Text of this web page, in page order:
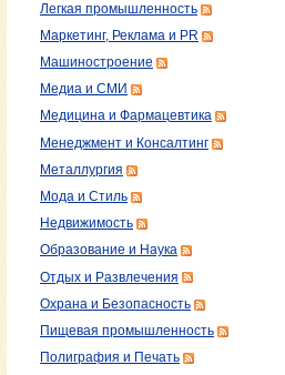
Легкая промышленность
Маркетинг, Реклама и PR
Машиностроение
Медиа и СМИ
Медицина и Фармацевтика
Менеджмент и Консалтинг
Металлургия
Мода и Стиль
Недвижимость
Образование и Наука
Отдых и Развлечения
Охрана и Безопасность
Пищевая промышленность
Полиграфия и Печать